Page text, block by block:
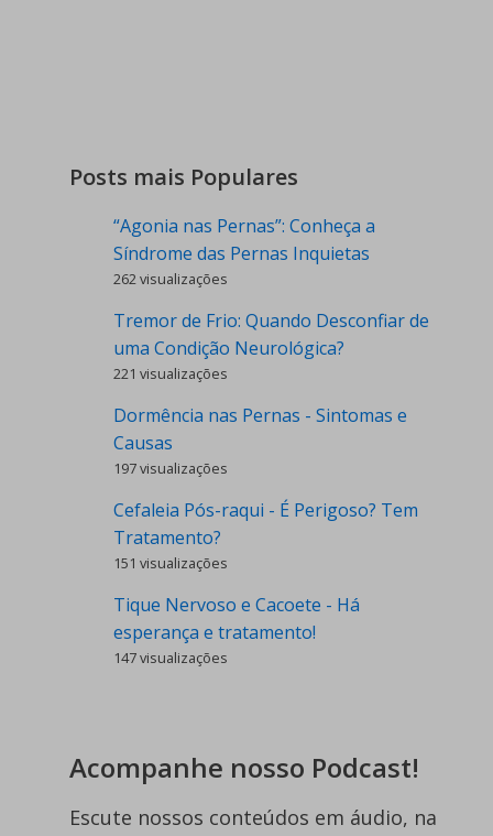
Posts mais Populares
“Agonia nas Pernas”: Conheça a
Síndrome das Pernas Inquietas
262 visualizações
Tremor de Frio: Quando Desconfiar de
uma Condição Neurológica?
221 visualizações
Dormência nas Pernas - Sintomas e
Causas
197 visualizações
Cefaleia Pós-raqui - É Perigoso? Tem
Tratamento?
151 visualizações
Tique Nervoso e Cacoete - Há
esperança e tratamento!
147 visualizações
Acompanhe nosso Podcast!
Escute nossos conteúdos em áudio, na